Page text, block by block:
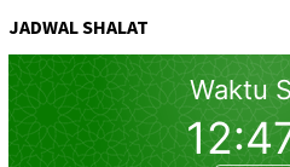
JADWAL SHALAT